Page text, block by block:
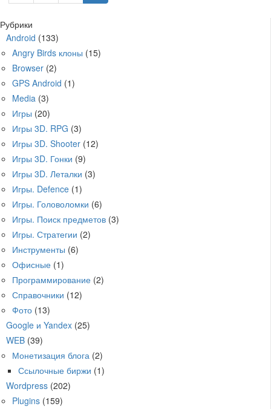
Рубрики
Android (133)
Angry Birds клоны (15)
Browser (2)
GPS Android (1)
Media (3)
Игры (20)
Игры 3D. RPG (3)
Игры 3D. Shooter (12)
Игры 3D. Гонки (9)
Игры 3D. Леталки (3)
Игры. Defence (1)
Игры. Головоломки (6)
Игры. Поиск предметов (3)
Игры. Стратегии (2)
Инструменты (6)
Офисные (1)
Программирование (2)
Справочники (12)
Фото (13)
Google и Yandex (25)
WEB (39)
Монетизация блога (2)
Ссылочные биржи (1)
Wordpress (202)
Plugins (159)